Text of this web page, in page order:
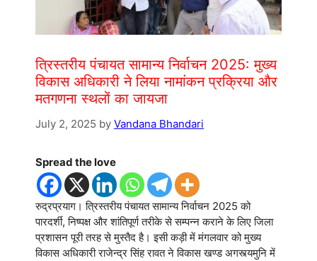
त्रिस्तरीय पंचायत सामान्य निर्वाचन 2025: मुख्य
विकास अधिकारी ने लिया नामांकन प्रक्रिया और
मतगणना स्थलों का जायजा
July 2, 2025 by Vandana Bhandari
Spread the love
रुद्रप्रयाग। त्रिस्तरीय पंचायत सामान्य निर्वाचन 2025 को
पारदर्शी, निष्पक्ष और शांतिपूर्ण तरीके से सम्पन्न कराने के लिए जिला
प्रशासन पूरी तरह से मुस्तैद है। इसी कड़ी में मंगलवार को मुख्य
विकास अधिकारी राजेन्द्र सिंह रावत ने विकास खण्ड अगस्त्यमुनि में